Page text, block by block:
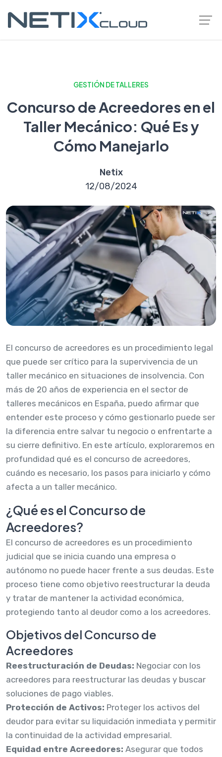
GESTIÓN DE TALLERES
Concurso de Acreedores en el
Taller Mecánico: Qué Es y
Cómo Manejarlo
Netix
12/08/2024
El concurso de acreedores es un procedimiento legal
que puede ser crítico para la supervivencia de un
taller mecánico en situaciones de insolvencia. Con
más de 20 años de experiencia en el sector de
talleres mecánicos en España, puedo afirmar que
entender este proceso y cómo gestionarlo puede ser
la diferencia entre salvar tu negocio o enfrentarte a
su cierre definitivo. En este artículo, exploraremos en
profundidad qué es el concurso de acreedores,
cuándo es necesario, los pasos para iniciarlo y cómo
afecta a un taller mecánico.
¿Qué es el Concurso de
Acreedores?
El concurso de acreedores es un procedimiento
judicial que se inicia cuando una empresa o
autónomo no puede hacer frente a sus deudas. Este
proceso tiene como objetivo reestructurar la deuda
y tratar de mantener la actividad económica,
protegiendo tanto al deudor como a los acreedores.
Objetivos del Concurso de
Acreedores
Reestructuración de Deudas: Negociar con los
acreedores para reestructurar las deudas y buscar
soluciones de pago viables.
Protección de Activos: Proteger los activos del
deudor para evitar su liquidación inmediata y permitir
la continuidad de la actividad empresarial.
Equidad entre Acreedores: Asegurar que todos